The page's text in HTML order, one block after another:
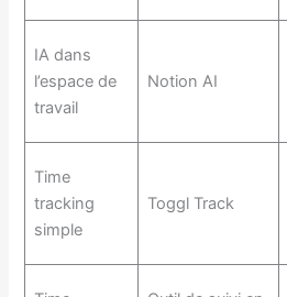
IA dans
l’espace de
travail
Notion AI
Time
tracking
simple
Toggl Track